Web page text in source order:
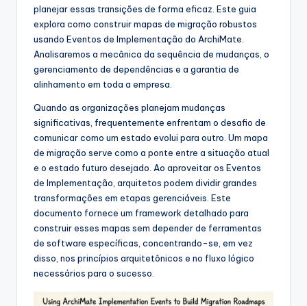
si
&
S
o
w
planejar essas transições de forma eficaz. Este guia
explora como construir mapas de migração robustos
usando Eventos de Implementação do ArchiMate.
Analisaremos a mecânica da sequência de mudanças, o
gerenciamento de dependências e a garantia de
alinhamento em toda a empresa.
Quando as organizações planejam mudanças
significativas, frequentemente enfrentam o desafio de
comunicar como um estado evolui para outro. Um mapa
de migração serve como a ponte entre a situação atual
e o estado futuro desejado. Ao aproveitar os Eventos
de Implementação, arquitetos podem dividir grandes
transformações em etapas gerenciáveis. Este
documento fornece um framework detalhado para
construir esses mapas sem depender de ferramentas
de software específicas, concentrando-se, em vez
disso, nos princípios arquitetônicos e no fluxo lógico
necessários para o sucesso.